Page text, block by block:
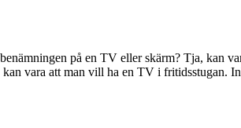
på en TV eller skärm? Tja, kan
vara att man vill ha en TV i